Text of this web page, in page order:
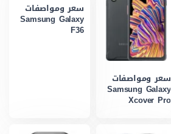
سعر ومواصفات
Samsung Galaxy
Xcover Pro
سعر ومواصفات
Samsung Galaxy
F36